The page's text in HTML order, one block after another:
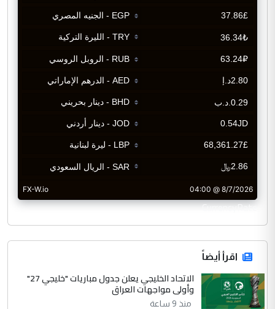
CurrencyRate
اقرأ أيضاً
الاتحاد الخليجي يعلن جدول مباريات "خليجي 27"
وأولى مواجهات العراق
منذ 9 ساعة